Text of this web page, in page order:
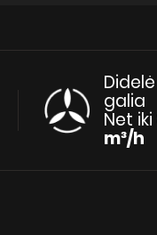
Didelė
galia
Net iki
m³/h